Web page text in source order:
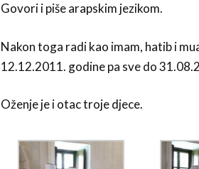
Govori i piše arapskim jezikom.
Nakon toga radi kao imam, hatib i
12.12.2011. godine pa sve do
Oženje je i otac troje djece.